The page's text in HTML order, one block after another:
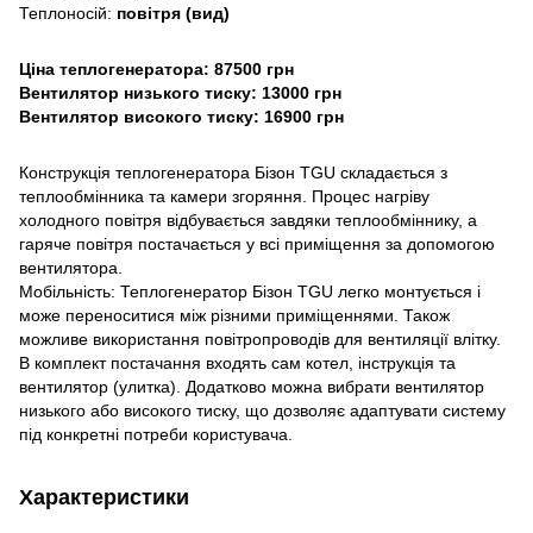
Теплоносій: повітря (вид)
Ціна теплогенератора: 87500 грн
Вентилятор низького тиску: 13000 грн
Вентилятор високого тиску: 16900 грн
Конструкція теплогенератора Бізон TGU складається з
теплообмінника та камери згоряння. Процес нагріву
холодного повітря відбувається завдяки теплообміннику, а
гаряче повітря постачається у всі приміщення за допомогою
вентилятора.
Мобільність: Теплогенератор Бізон TGU легко монтується і
може переноситися між різними приміщеннями. Також
можливе використання повітропроводів для вентиляції влітку.
В комплект постачання входять сам котел, інструкція та
вентилятор (улитка). Додатково можна вибрати вентилятор
низького або високого тиску, що дозволяє адаптувати систему
під конкретні потреби користувача.
Характеристики